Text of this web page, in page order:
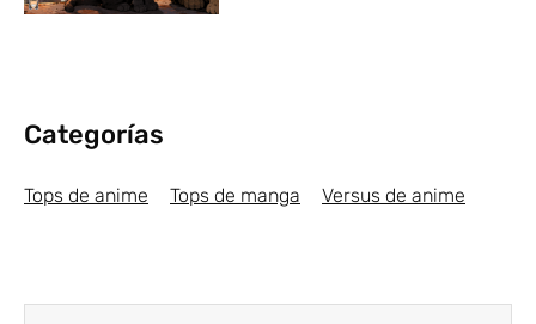
Categorías
Tops de anime Tops de manga Versus de anime